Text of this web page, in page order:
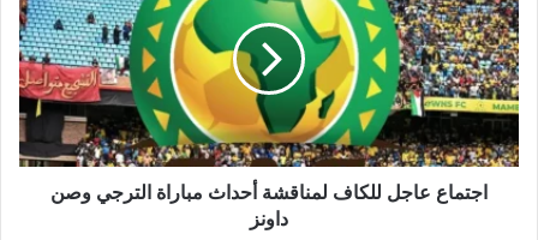
للكاف
لمناقشة
أحداث
مباراة
الترجي
وصن
داونز
اجتماع عاجل للكاف لمناقشة أحداث مباراة الترجي وصن
داونز